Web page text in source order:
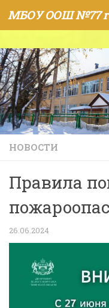
Skip to content
МБОУ ООШ №77
НОВОСТИ
Правила
26.06.2024